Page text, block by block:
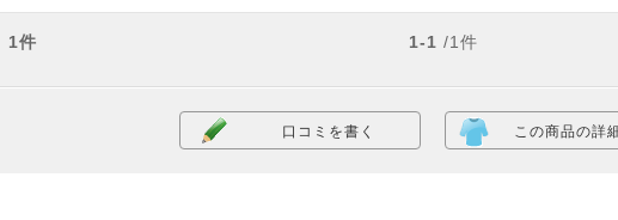
1件 1-1 /1件
口コミを書く この商品の詳